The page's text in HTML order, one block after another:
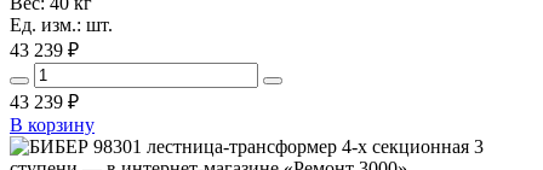
Ед. изм.: шт.
43 239 ₽
43 239 ₽
В корзину